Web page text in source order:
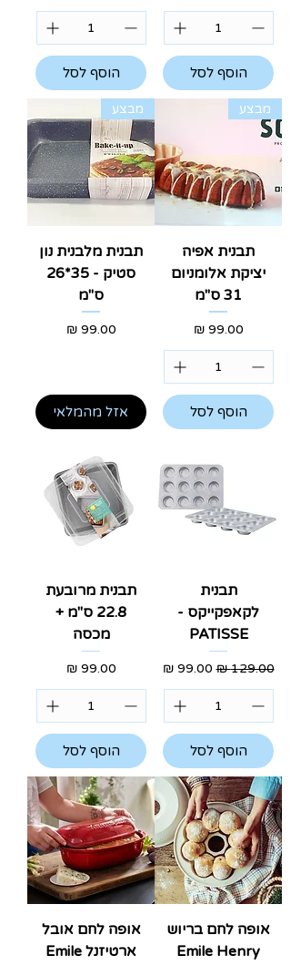
הוסף לסל הוסף לסל
מבצע
תבנית אפיה
יציקת אלומניום
31 ס"מ
מחיר
הוסף לסל
מבצע
תבנית מלבנית נון
סטיק - 35*26
ס"מ
מחיר
אזל מהמלאי
תבנית
לקאפקייקס -
PATISSE
מחיר רגיל‏129.00 ‏₪ מחיר מבצע
הוסף לסל
תבנית מרובעת
22.8 ס"מ +
מכסה
מחיר
הוסף לסל
אופה לחם בריוש
Emile Henry
אופה לחם אובל
ארטיזנל Emile